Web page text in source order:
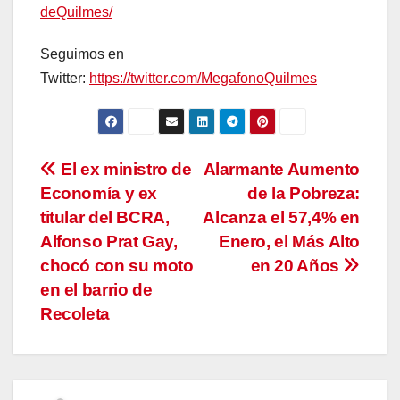
deQuilmes/
Seguimos en
Twitter: https://twitter.com/MegafonoQuilmes
Navegación
de
entradas
Alarmante Aumento
de la Pobreza:
Alcanza el 57,4% en
Enero, el Más Alto
en 20 Años
El ex ministro de
Economía y ex
titular del BCRA,
Alfonso Prat Gay,
chocó con su moto
en el barrio de
Recoleta